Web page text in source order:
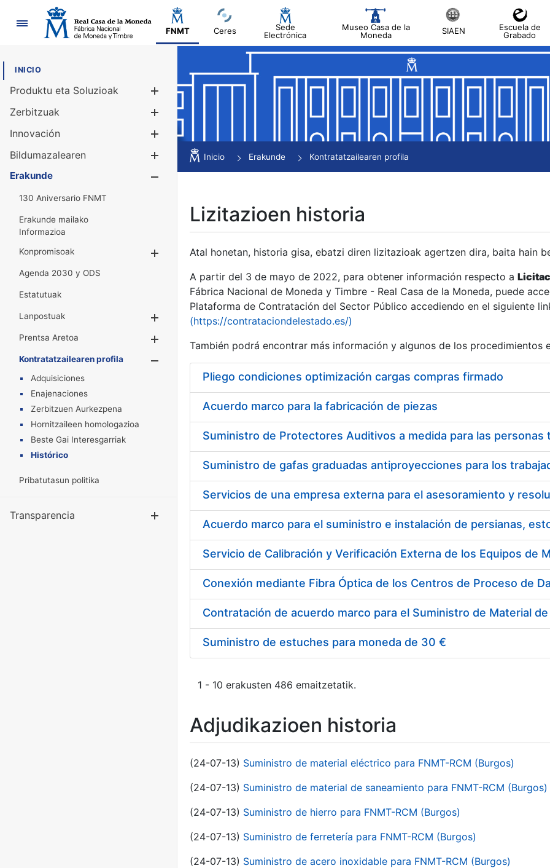
Nabigazioa
FNMT Ceres
Sede
Electrónica
Museo Casa de la
Moneda
SIAEN
Escuela de
Grabado
INICIO
Produktu eta Soluzioak
Erakutsi/Ezkutatu
Zerbitzuak
Innovación
Bildumazalearen
Erakutsi/Ezkutatu
Erakunde
130 Aniversario FNMT
Erakunde mailako
Informazioa
Konpromisoak
Erakutsi/Ezkutatu
Agenda 2030 y ODS
Estatutuak
Lanpostuak
Erakutsi/Ezkutatu
Prentsa Aretoa
Erakutsi/Ezkutatu
Kontratatzailearen profila
Erakutsi/Ezkutatu
Adquisiciones
Enajenaciones
Zerbitzuen Aurkezpena
Hornitzaileen homologazioa
Beste Gai Interesgarriak
Histórico
Pribatutasun politika
Transparencia Erakutsi/Ezkutatu
Inicio Erakunde Kontratatzailearen profila
Lizitazioen historia
Atal honetan, historia gisa, ebatzi diren lizitazioak agertzen dira, baita hain
A partir del 3 de mayo de 2022, para obtener información respecto a
Fábrica Nacional de Moneda y Timbre - Real Casa de la Moneda, puede
Plataforma de Contratación del Sector Público accediendo en el siguiente
(https://contrataciondelestado.es/)
También podrá encontrar más información y algunos de los procedimientos
Pliego condiciones optimización cargas compras firmado
Acuerdo marco para la fabricación de piezas
Acuerdo marco para el suministro e instalación de persianas,
Suministro de estuches para moneda de 30 €
1 - 10 erakusten 486 emaitzetatik.
Adjudikazioen historia
(24-07-13) Suministro de material eléctrico para FNMT-RCM (Burgos)
(24-07-13) Suministro de material de saneamiento para FNMT-RCM (Burgos)
(24-07-13) Suministro de hierro para FNMT-RCM (Burgos)
(24-07-13) Suministro de ferretería para FNMT-RCM (Burgos)
(24-07-13) Suministro de acero inoxidable para FNMT-RCM (Burgos)